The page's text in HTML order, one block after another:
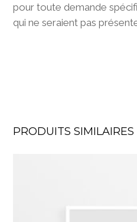
pour toute demande
qui ne seraient pas
PRODUITS SIMILAIRES